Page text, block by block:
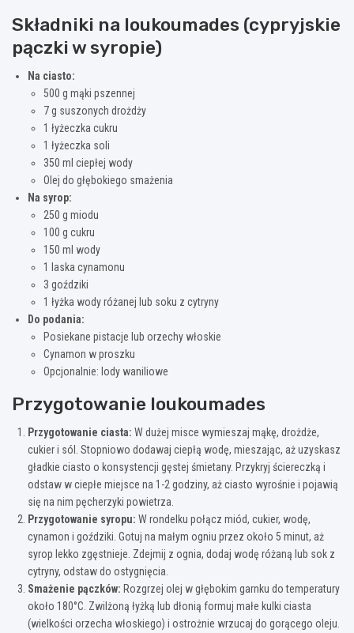
Składniki na loukoumades (cypryjskie
pączki w syropie)
Na ciasto:
500 g mąki pszennej
7 g suszonych drożdży
1 łyżeczka cukru
1 łyżeczka soli
350 ml ciepłej wody
Olej do głębokiego smażenia
Na syrop:
250 g miodu
100 g cukru
150 ml wody
1 laska cynamonu
3 goździki
1 łyżka wody różanej lub soku z cytryny
Do podania:
Posiekane pistacje lub orzechy włoskie
Cynamon w proszku
Opcjonalnie: lody waniliowe
Przygotowanie loukoumades
Przygotowanie ciasta: W dużej misce wymieszaj mąkę, drożdże,
cukier i sól. Stopniowo dodawaj ciepłą wodę, mieszając, aż uzyskasz
gładkie ciasto o konsystencji gęstej śmietany. Przykryj ściereczką i
odstaw w ciepłe miejsce na 1-2 godziny, aż ciasto wyrośnie i pojawią
się na nim pęcherzyki powietrza.
Przygotowanie syropu: W rondelku połącz miód, cukier, wodę,
cynamon i goździki. Gotuj na małym ogniu przez około 5 minut, aż
syrop lekko zgęstnieje. Zdejmij z ognia, dodaj wodę różaną lub sok z
cytryny, odstaw do ostygnięcia.
Smażenie pączków: Rozgrzej olej w głębokim garnku do temperatury
około 180°C. Zwilżoną łyżką lub dłonią formuj małe kulki ciasta
(wielkości orzecha włoskiego) i ostrożnie wrzucaj do gorącego oleju.